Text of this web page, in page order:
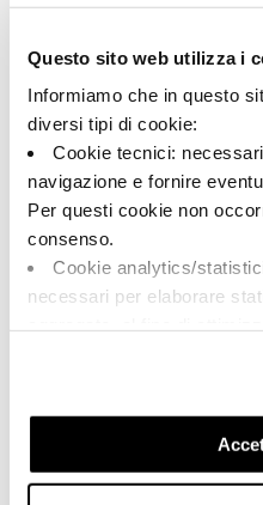
Questo sito web utilizza i
Informiamo che in questo
diversi tipi di cookie:
Cookie tecnici:
navigazione e fornire
Per questi cookie non
consenso.
Cookie analytics/
necessari per elaborare
Cookie di profilazione/
previo tuo consenso, per
navigazione e mostrarti
linea con le tue preferenze.
Share: